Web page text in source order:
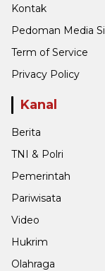
Kontak
Pedoman Media
Term of Service
Privacy Policy
Kanal
Berita
TNI & Polri
Pemerintah
Pariwisata
Video
Hukrim
Olahraga